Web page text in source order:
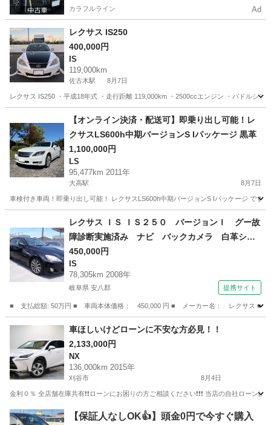
カラフルライン Ad
レクサス IS250
400,000円
IS
119,000km
佐古木駅 8月7日
レクサス IS250 ・平成18年式 ・走行距離 119,000km ・2500ccエンジン ・パドルシ
佐古木駅 IS
【オンライン決済・配送可】即乗り出し可能！レ
クサスLS600h中期バージョンS Iパッケージ 黒革
1,100,000円
LS
95,477km 2011年
大高駅 8月7日
車検付き車両！即乗り出し可能！ レクサスLS600h中期バージョンS Iパッケージ です
大高駅 LS
レクサス ＩＳ ＩＳ２５０ バージョンＩ グー故
障診断実施済み ナビ バックカメラ 白革シー
ト インテリキー （検9.5）
450,000円
IS
78,305km 2008年
岐阜県 安八郡 提携サイト
■ 支払総額: 50万円 ■ 車両本体価格： 450,000 円 ■ メーカー名： レクサス
岐阜 安八郡 IS
車ほしいけどローンに不安な方必見！！
2,133,000円
NX
136,000km 2015年
刈谷市 8月4日
金利０％ 全店舗在庫共有❗️❗️ローンにお困りの方ご相談ください❗️❗️❗️ 当店の自社ロ
愛知 刈谷市 NX ローン
【保証人なしOK👍】頭金0円で今すぐ購入